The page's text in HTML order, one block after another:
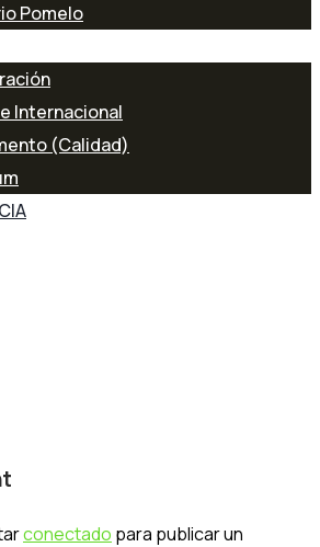
Pomelo
Internacional
(Calidad)
conectado para publicar un